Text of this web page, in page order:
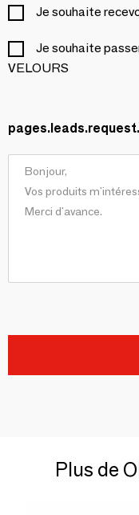
Je souhaite
Je souhaite
VELOURS
Plus de